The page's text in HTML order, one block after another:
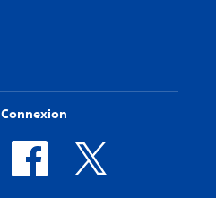
Connexion